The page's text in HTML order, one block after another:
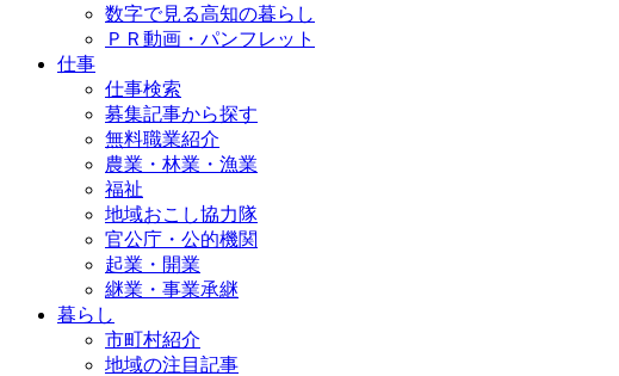
数字で見る高知の暮らし
ＰＲ動画・パンフレット
仕事
仕事検索
募集記事から探す
無料職業紹介
農業・林業・漁業
福祉
地域おこし協力隊
官公庁・公的機関
起業・開業
継業・事業承継
暮らし
市町村紹介
地域の注目記事